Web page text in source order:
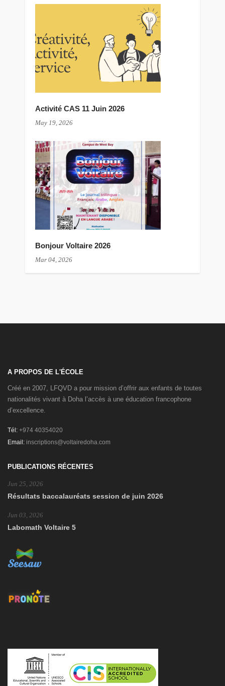
Activité CAS 11 Juin 2026
May 19, 2026
Bonjour Voltaire 2026
Mar 04, 2026
A PROPOS DE L'ÉCOLE
Créé en 2007, LFQVD a pour mission d’offrir aux enfants de toutes
nationalités vivant à Doha l’accès à une éducation francophone
d’excellence.
Tél: +974 40354020
Email: inscriptions@voltairedoha.com
PUBLICATIONS RÉCENTES
Jun 25, 2026
Résultats baccalauréats session de juin 2026
Jun 03, 2026
Labomath Voltaire 5